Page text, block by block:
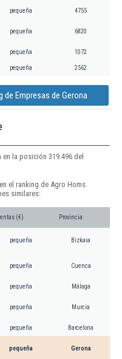
pequeña 4755
pequeña 6820
pequeña 1072
pequeña 2562
de Empresas de Gerona
la posición 319.496 del
el ranking de Agro Homs
similares:
(€) Provincia
pequeña Bizkaia
pequeña Cuenca
pequeña Málaga
pequeña Murcia
pequeña Barcelona
pequeña Gerona